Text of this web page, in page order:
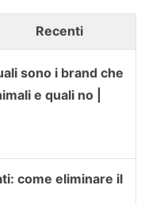
Recenti
sono i brand che
e quali no |
come eliminare il